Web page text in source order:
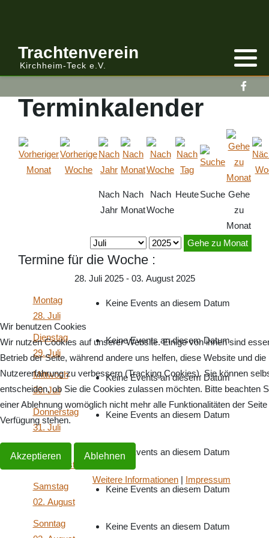
Trachtenverein
Kirchheim-Teck e.V.
Terminkalender
Nach
Jahr
Nach
Monat
Nach
Woche
HeuteSuche Gehe
zu
Monat
Gehe zu Monat
Termine für die Woche :
28. Juli 2025 - 03. August 2025
Montag
28. Juli
Keine Events an diesem Datum
Dienstag
29. Juli
Keine Events an diesem Datum
Mittwoch
30. Juli
Keine Events an diesem Datum
Donnerstag
31. Juli
Keine Events an diesem Datum
01. August
Keine Events an diesem Datum
Samstag
02. August
Keine Events an diesem Datum
Sonntag
Keine Events an diesem Datum
Wir benutzen Cookies
Wir nutzen Cookies auf unserer Website. Einige von ihnen sind
Betrieb der Seite, während andere uns helfen, diese Website und die
Nutzererfahrung zu verbessern (Tracking Cookies). Sie können
entscheiden, ob Sie die Cookies zulassen möchten. Bitte beachten
einer Ablehnung womöglich nicht mehr alle Funktionalitäten der
Verfügung stehen.
Akzeptieren Ablehnen
Weitere Informationen | Impressum
Anmelden/Abmelden
Kalender
Gebirgstracht
Volkstracht
Berichte Vereinsleitung
Berichte
Vereinsleitung Informiert